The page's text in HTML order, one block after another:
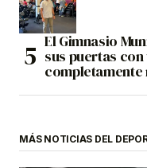
El Gimnasio
sus puertas
MÁS NOTICIAS DEL